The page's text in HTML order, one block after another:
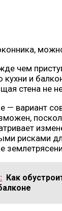
чем
и
стена не
— вариант
рисками
Как